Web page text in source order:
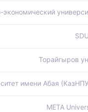
экономический
Торайгыров
имени Абая
META